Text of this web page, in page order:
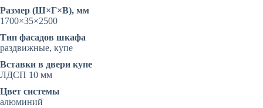
Размер (Ш×Г×В), мм
1700×35×2500
Тип фасадов шкафа
раздвижные, купе
Вставки в двери купе
ЛДСП 10 мм
Цвет системы
алюминий